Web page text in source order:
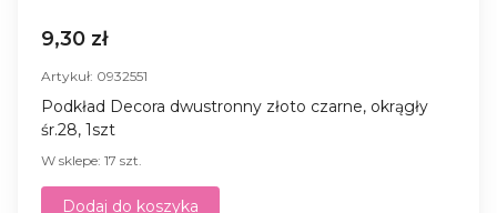
9,30 zł
Artykuł: 0932551
Podkład Decora dwustronny złoto czarne, okrągły
śr.28, 1szt
W sklepe: 17 szt.
Dodaj do koszyka